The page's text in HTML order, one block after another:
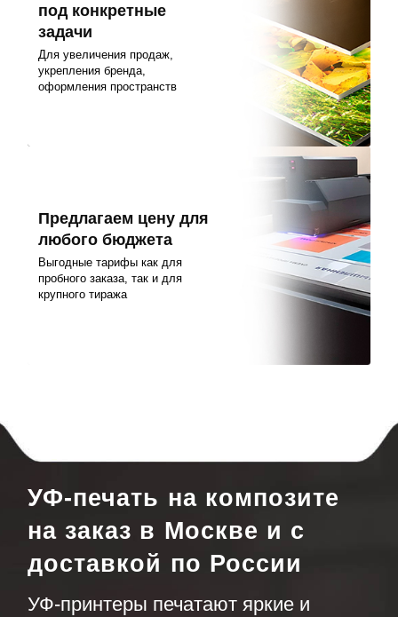
под конкретные
задачи
Для увеличения продаж,
укрепления бренда,
оформления пространств
Предлагаем цену для
любого бюджета
Выгодные тарифы как для
пробного заказа, так и для
крупного тиража
УФ-печать на композите
на заказ в Москве и с
доставкой по России
УФ-принтеры печатают яркие и